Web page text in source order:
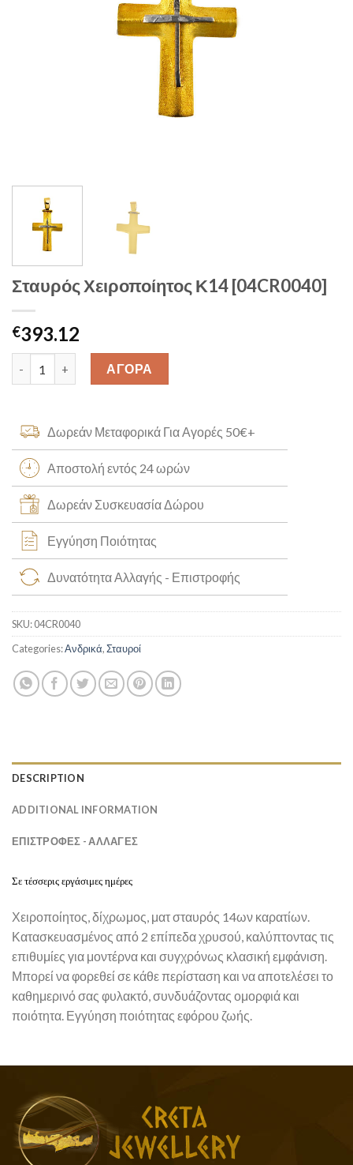
Σταυρός Χειροποίητος Κ14 [04CR0040]
€393.12
Σταυρός Χειροποίητος Κ14 [04CR0040] quantity
ΑΓΟΡΑ
Δωρεάν Μεταφορικά Για Αγορές 50€+
Αποστολή εντός 24 ωρών
Δωρεάν Συσκευασία Δώρου
Εγγύηση Ποιότητας
Δυνατότητα Αλλαγής - Επιστροφής
SKU:04CR0040
Categories:Ανδρικά,Σταυροί
DESCRIPTION
ADDITIONAL INFORMATION
ΕΠΙΣΤΡΟΦΕΣ - ΑΛΛΑΓΕΣ
Σε τέσσερις εργάσιμες ημέρες
Χειροποίητος, δίχρωμος, ματ σταυρός 14ων καρατίων.
Κατασκευασμένος από 2 επίπεδα χρυσού, καλύπτοντας τις
επιθυμίες για μοντέρνα και συγχρόνως κλασική εμφάνιση.
Μπορεί να φορεθεί σε κάθε περίσταση και να αποτελέσει το
καθημερινό σας φυλακτό, συνδυάζοντας ομορφιά και
ποιότητα. Εγγύηση ποιότητας εφόρου ζωής.